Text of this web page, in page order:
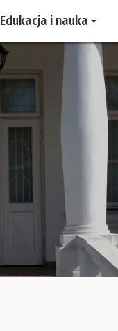
Edukacja i nauka